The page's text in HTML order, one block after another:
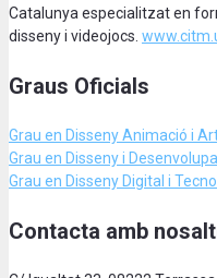
Catalunya especialitzat en
disseny i videojocs.
Graus Oficials
Grau en Disseny Animació i
Grau en Disseny i
Grau en Disseny Digital i
Contacta amb